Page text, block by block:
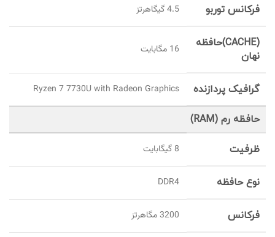
فرکانس توربو 4.5 گیگاهرتز
(CACHE)حافظه
نهان
16 مگابایت
گرافیک پردازنده Ryzen 7 7730U with Radeon Graphics
حافظه رم (RAM)
ظرفیت 8 گيگابايت
نوع حافظه DDR4
فرکانس 3200 مگاهرتز